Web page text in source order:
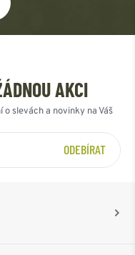
AKCI
slevách a novinky na Váš
ODEBÍRAT